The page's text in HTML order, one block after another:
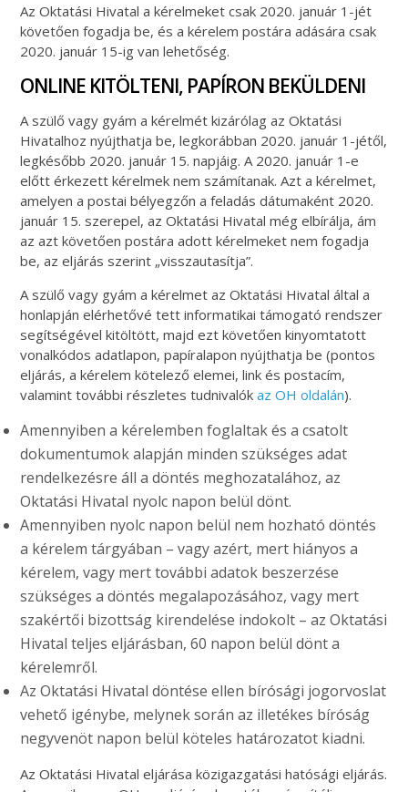
Az Oktatási Hivatal a kérelmeket csak 2020. január 1-jét
követően fogadja be, és a kérelem postára adására csak
2020. január 15-ig van lehetőség.
ONLINE KITÖLTENI, PAPÍRON BEKÜLDENI
A szülő vagy gyám a kérelmét kizárólag az Oktatási
Hivatalhoz nyújthatja be, legkorábban 2020. január 1-jétől,
legkésőbb 2020. január 15. napjáig. A 2020. január 1-e
előtt érkezett kérelmek nem számítanak. Azt a kérelmet,
amelyen a postai bélyegzőn a feladás dátumaként 2020.
január 15. szerepel, az Oktatási Hivatal még elbírálja, ám
az azt követően postára adott kérelmeket nem fogadja
be, az eljárás szerint „visszautasítja”.
A szülő vagy gyám a kérelmet az Oktatási Hivatal által a
honlapján elérhetővé tett informatikai támogató rendszer
segítségével kitöltött, majd ezt követően kinyomtatott
vonalkódos adatlapon, papíralapon nyújthatja be (pontos
eljárás, a kérelem kötelező elemei, link és postacím,
valamint további részletes tudnivalókaz OH oldalán).
Amennyiben a kérelemben foglaltak és a csatolt
dokumentumok alapján minden szükséges adat
rendelkezésre áll a döntés meghozatalához, az
Oktatási Hivatal nyolc napon belül dönt.
Amennyiben nyolc napon belül nem hozható döntés
a kérelem tárgyában – vagy azért, mert hiányos a
kérelem, vagy mert további adatok beszerzése
szükséges a döntés megalapozásához, vagy mert
szakértői bizottság kirendelése indokolt – az Oktatási
Hivatal teljes eljárásban, 60 napon belül dönt a
kérelemről.
Az Oktatási Hivatal döntése ellen bírósági jogorvoslat
vehető igénybe, melynek során az illetékes bíróság
negyvenöt napon belül köteles határozatot kiadni.
Az Oktatási Hivatal eljárása közigazgatási hatósági eljárás.